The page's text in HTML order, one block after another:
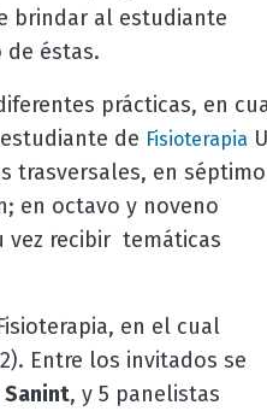
brindar al estudiante
éstas.
prácticas, en
de Fisioterapia
trasversales, en séptimo
en octavo y noveno
vez recibir temáticas
en el cual
Entre los invitados se
Sanint, y 5 panelistas